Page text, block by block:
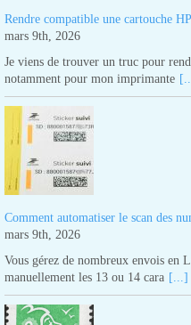
Rendre compatible une cartouche
mars 9th, 2026
Je viens de trouver un truc pour
notamment pour mon imprimante
Comment automatiser le scan des
mars 9th, 2026
Vous gérez de nombreux envois en
manuellement les 13 ou 14 cara [...]